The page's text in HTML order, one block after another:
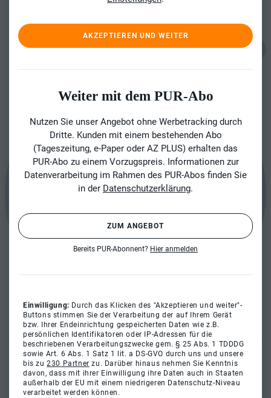
AKZEPTIEREN UND WEITER
Weiter mit dem PUR-Abo
Nutzen Sie unser Angebot ohne Werbetracking durch
Dritte. Kunden mit einem bestehenden Abo
(Tageszeitung, e-Paper oder AZ PLUS) erhalten das
PUR-Abo zu einem Vorzugspreis. Informationen zur
Datenverarbeitung im Rahmen des PUR-Abos finden Sie
in der Datenschutzerklärung.
ZUM ANGEBOT
Bereits PUR-Abonnent? Hier anmelden
Einwilligung: Durch das Klicken des "Akzeptieren und weiter"-
Buttons stimmen Sie der Verarbeitung der auf Ihrem Gerät
bzw. Ihrer Endeinrichtung gespeicherten Daten wie z.B.
persönlichen Identifikatoren oder IP-Adressen für die
beschriebenen Verarbeitungszwecke gem. § 25 Abs. 1 TDDDG
sowie Art. 6 Abs. 1 Satz 1 lit. a DS-GVO durch uns und unsere
bis zu230 Partner zu. Darüber hinaus nehmen Sie Kenntnis
davon, dass mit ihrer Einwilligung ihre Daten auch in Staaten
außerhalb der EU mit einem niedrigeren Datenschutz-Niveau
verarbeitet werden können.